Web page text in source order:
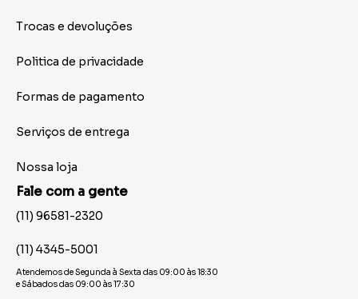
Trocas e devoluções
Politica de privacidade
Formas de pagamento
Serviços de entrega
Nossa loja
Fale com a gente
(11) 96581-2320
(11) 4345-5001
Atendemos de Segunda à Sexta das 09:00 às 18:30
e Sábados das 09:00 às 17:30